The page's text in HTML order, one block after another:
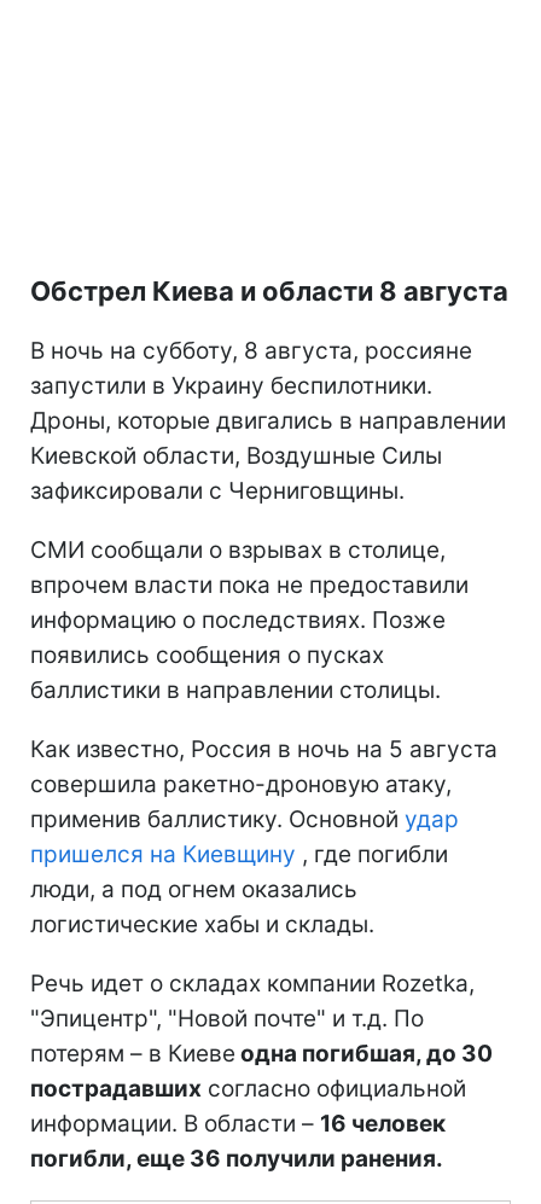
Обстрел Киева и области 8 августа
В ночь на субботу, 8 августа, россияне
запустили в Украину беспилотники.
Дроны, которые двигались в направлении
Киевской области, Воздушные Силы
зафиксировали с Черниговщины.
СМИ сообщали о взрывах в столице,
впрочем власти пока не предоставили
информацию о последствиях. Позже
появились сообщения о пусках
баллистики в направлении столицы.
Как известно, Россия в ночь на 5 августа
совершила ракетно-дроновую атаку,
применив баллистику. Основной удар
пришелся на Киевщину , где погибли
люди, а под огнем оказались
логистические хабы и склады.
Речь идет о складах компании Rozetka,
"Эпицентр", "Новой почте" и т.д. По
потерям – в Киеве одна погибшая, до 30
пострадавших согласно официальной
информации. В области – 16 человек
погибли, еще 36 получили ранения.